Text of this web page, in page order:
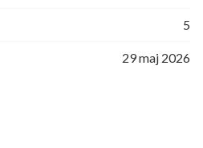
5
29 maj 2026